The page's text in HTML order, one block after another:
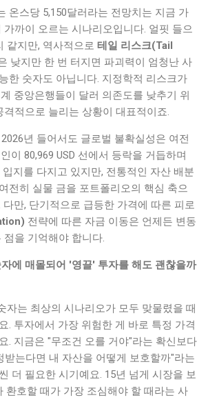
온스당 5,150달러라는 전망치는 지금 가
가까이 오르는 시나리오입니다. 얼핏 들으
같지만, 역사적으로 테일 리스크(Tail
낮지만 한 번 터지면 파괴력이 엄청난 사
한 숫자도 아닙니다. 지정학적 리스크가
중앙은행들이 달러 의존도를 낮추기 위
적으로 늘리는 상황이 대표적이죠.
년 들어서도 글로벌 불확실성은 여전
이 80,969 USD 선에서 등락을 거듭하며
지를 다지고 있지만, 전통적인 자산 배분
전히 실물 금을 포트폴리오의 핵심 축으
만, 단기적으로 급등한 가격에 따른 피로
전략에 따른 자금 이동은 언제든 변동
을 기억해야 합니다.
에 매몰되어 '영끌' 투자를 해도 괜찮을까
자는 최상의 시나리오가 모두 맞물렸을 때
. 투자에서 가장 위험한 게 바로 특정 가격
. 지금은 "무조건 오를 거야"라는 확신보다
받는다면 내 자산을 어떻게 보호할까"라는
더 필요한 시기예요. 15년 넘게 시장을 보
환호할 때가 가장 조심해야 할 때라는 사